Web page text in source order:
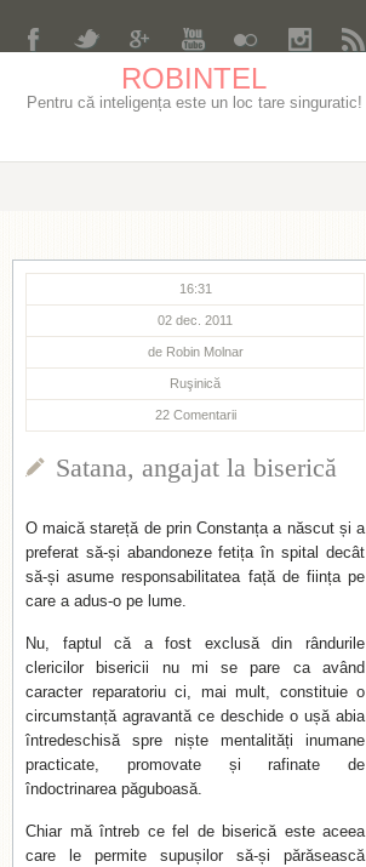
ROBINTEL
Pentru că inteligența este un loc tare singuratic!
16:31
02 dec. 2011
de Robin Molnar
Ruşinică
22 Comentarii
Satana, angajat la biserică
O maică stareță de prin Constanța a născut și a
preferat să-și abandoneze fetița în spital decât
să-și asume responsabilitatea față de ființa pe
care a adus-o pe lume.
Nu, faptul că a fost exclusă din rândurile
clericilor bisericii nu mi se pare ca având
caracter reparatoriu ci, mai mult, constituie o
circumstanță agravantă ce deschide o ușă abia
întredeschisă spre niște mentalități inumane
practicate, promovate și rafinate de
îndoctrinarea păguboasă.
Chiar mă întreb ce fel de biserică este aceea
care le permite supușilor să-și părăsească